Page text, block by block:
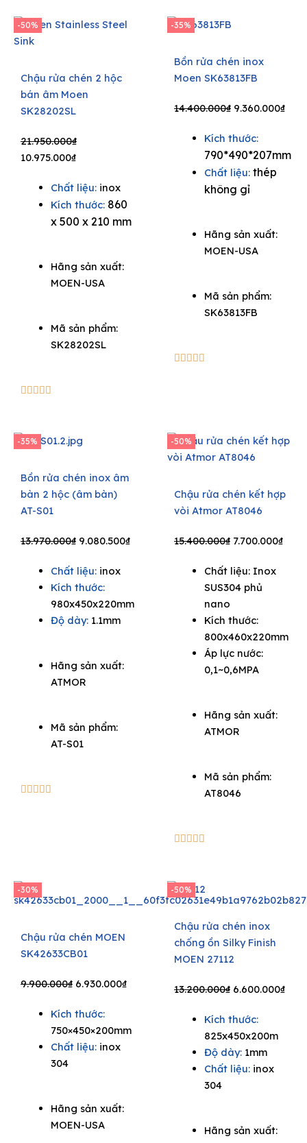
-50%
Chậu rửa chén 2 hộc
bán âm Moen
SK28202SL
21.950.000₫
Original
price
21.950.000₫.
10.975.000₫
Current
price
10.975.000₫.
Chất liệu:inox
Kích thước: 860
x 500 x 210 mm
Hãng sản xuất:
MOEN-USA
Mã sản phẩm:
SK28202SL
    
-35%
Bồn rửa chén inox
Moen SK63813FB
14.400.000₫ Original
was:
14.400.000₫.
9.360.000₫
Kích thước:
790*490*207mm
Chất liệu: thép
không gỉ
Hãng sản xuất:
MOEN-USA
Mã sản phẩm:
SK63813FB
    
-35%
Bồn rửa chén inox âm
bàn 2 hộc (âm bàn)
AT-S01
13.970.000₫ Original
was:
13.970.000₫.
9.080.500₫Current
Chất liệu:inox
Kích thước:
980x450x220mm
Độ dày:1.1mm
Hãng sản xuất:
ATMOR
Mã sản phẩm:
AT-S01
    
-50%
Chậu rửa chén kết hợp
vòi Atmor AT8046
15.400.000₫ Original
was:
15.400.000₫.
7.700.000₫
Chất liệu: Inox
SUS304 phủ
nano
Kích thước:
800x460x220mm
Áp lực nước:
0,1~0,6MPA
Hãng sản xuất:
ATMOR
Mã sản phẩm:
AT8046
    
-30%
Chậu rửa chén MOEN
SK42633CB01
9.900.000₫ Original
was:
9.900.000₫.
6.930.000₫Current
6.930.000₫.
Kích thước:
750×450×200mm
Chất liệu:inox
304
Hãng sản xuất:
MOEN-USA
-50%
Chậu rửa chén inox
chống ồn Silky Finish
MOEN 27112
13.200.000₫ Original
was:
13.200.000₫.
6.600.000₫
Kích thước:
825x450x200m
Độ dày:1mm
Chất liệu:inox
304
Hãng sản xuất: